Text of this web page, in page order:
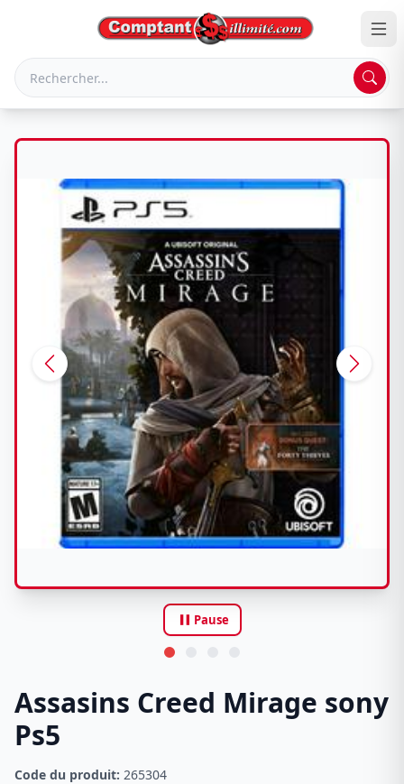
pause Pause
Assasins Creed Mirage sony
Ps5
Code du produit: 265304